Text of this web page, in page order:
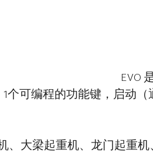
EVO
个可编程的功能键，启动
、大梁起重机、龙门起重